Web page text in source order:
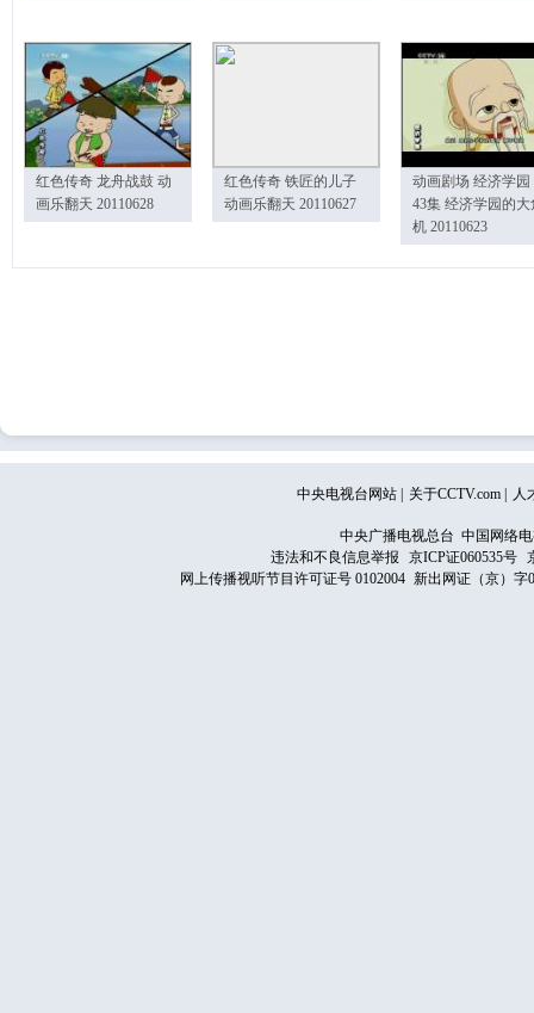
红色传奇 龙舟战鼓 动
画乐翻天 20110628
红色传奇 铁匠的儿子
动画乐翻天 20110627
动画剧场 经济学园
43集 经济学园的大
机 20110623
中央电视台网站 关于CCTV.com 人
中央广播电视总台 中国网络
违法和不良信息举报
京ICP证060535号
网上传播视听节目许可证号 0102004 新出网证（京）